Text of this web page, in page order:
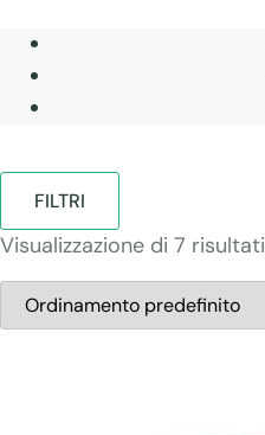
FILTRI
Visualizzazione di 7 risultati